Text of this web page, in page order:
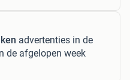
advertenties in de
de afgelopen week